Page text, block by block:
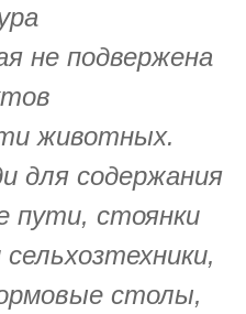
не подвержена
животных.
для содержания
пути, стоянки
столы,